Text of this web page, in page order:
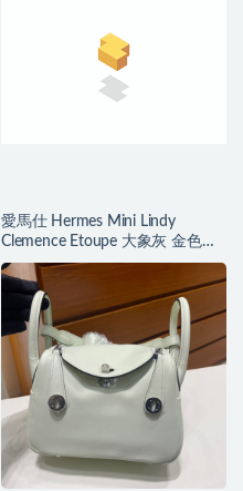
愛馬仕 Hermes Mini Lindy
Clemence Etoupe 大象灰 金色五
金